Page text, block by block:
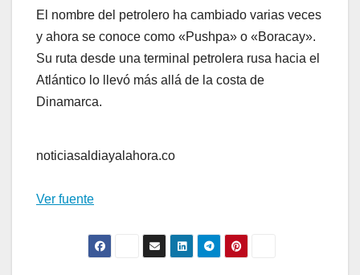
El nombre del petrolero ha cambiado varias veces
y ahora se conoce como «Pushpa» o «Boracay».
Su ruta desde una terminal petrolera rusa hacia el
Atlántico lo llevó más allá de la costa de
Dinamarca.
noticiasaldiayalahora.co
Ver fuente